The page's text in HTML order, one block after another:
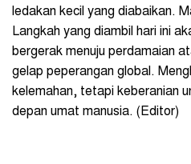
ledakan kecil yang diabaikan.
Langkah yang diambil hari ini
bergerak menuju perdamaian
gelap peperangan global.
kelemahan, tetapi keberanian
depan umat manusia. (Editor)